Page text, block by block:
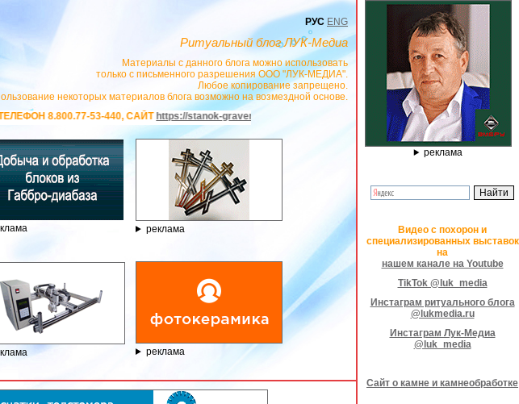
РУС ENG
Ритуальный блог ЛУК-Медиа
Материалы с данного блога можно использовать
только с письменного разрешения ООО "ЛУК-МЕДИА".
Любое копирование запрещено.
некоторых материалов блога возможно на возмездной основе.
САЙТhttps://stanok-graver.ru- РЕКЛАМОДАТЕЛЬ ИП Павленко С.В. ИНН: 233008852896. Erid:
реклама
реклама
реклама
Видео с похорон и
специализированных выставок
на
нашем канале на Youtube
TikTok @luk_media
Инстаграм ритуального блога
@lukmedia.ru
Инстаграм Лук-Медиа
@luk_media
Сайт о камне и камнеобработке